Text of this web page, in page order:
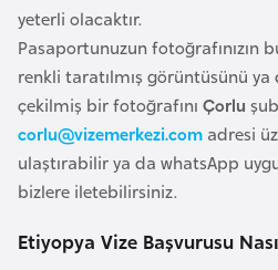
yeterli olacaktır.
Pasaportunuzun fotoğrafınızın
renkli taratılmış görüntüsünü
çekilmiş bir fotoğrafını Çorlu
corlu@vizemerkezi.com adresi
ulaştırabilir ya da whatsApp
bizlere iletebilirsiniz.
Etiyopya Vize Başvurusu
l
g
a
r
i
s
t
n